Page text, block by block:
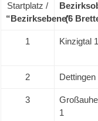
Startplatz /
“Bezirksebene”
(6
1 Kinzigtal 1
2 Dettingen
3
1